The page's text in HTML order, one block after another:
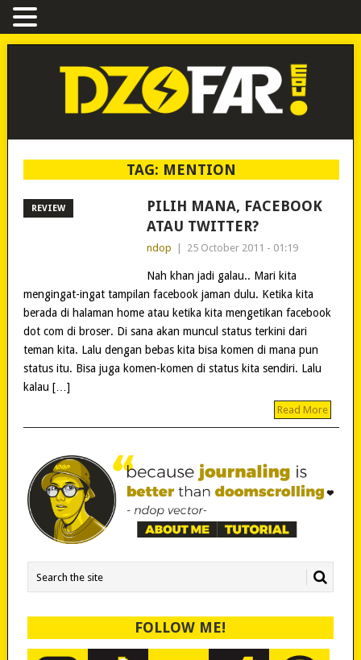
TAG: MENTION
REVIEW
PILIH MANA, FACEBOOK
ATAU TWITTER?
ndop 25 October 2011 - 01:19
Nah khan jadi galau.. Mari kita
mengingat-ingat tampilan facebook jaman dulu. Ketika kita
berada di halaman home atau ketika kita mengetikan facebook
dot com di broser. Di sana akan muncul status terkini dari
teman kita. Lalu dengan bebas kita bisa komen di mana pun
status itu. Bisa juga komen-komen di status kita sendiri. Lalu
kalau […]
Read More
FOLLOW ME!